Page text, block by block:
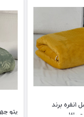
پتو چهارفصل ۱نفره برند
پتو